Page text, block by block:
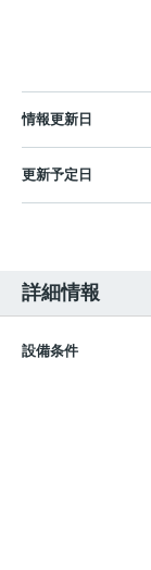
情報更新日
更新予定日
詳細情報
設備条件